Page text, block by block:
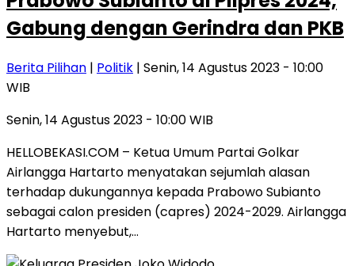
Gabung dengan Gerindra dan PKB
Berita Pilihan | Politik | Senin, 14 Agustus 2023 - 10:00
WIB
Senin, 14 Agustus 2023 - 10:00 WIB
HELLOBEKASI.COM – Ketua Umum Partai Golkar
Airlangga Hartarto menyatakan sejumlah alasan
terhadap dukungannya kepada Prabowo Subianto
sebagai calon presiden (capres) 2024-2029. Airlangga
Hartarto menyebut,…